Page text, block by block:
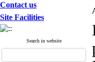
Contact us
Site Facilities
Search in website